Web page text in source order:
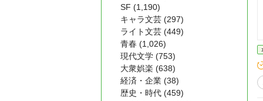
SF (1,190)
キャラ文芸 (297)
ライト文芸 (449)
青春 (1,026)
現代文学 (753)
大衆娯楽 (638)
経済・企業 (38)
歴史・時代 (459)